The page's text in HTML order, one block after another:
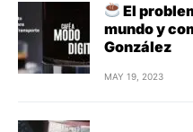
El
mundo y
González
MAY 19, 2023